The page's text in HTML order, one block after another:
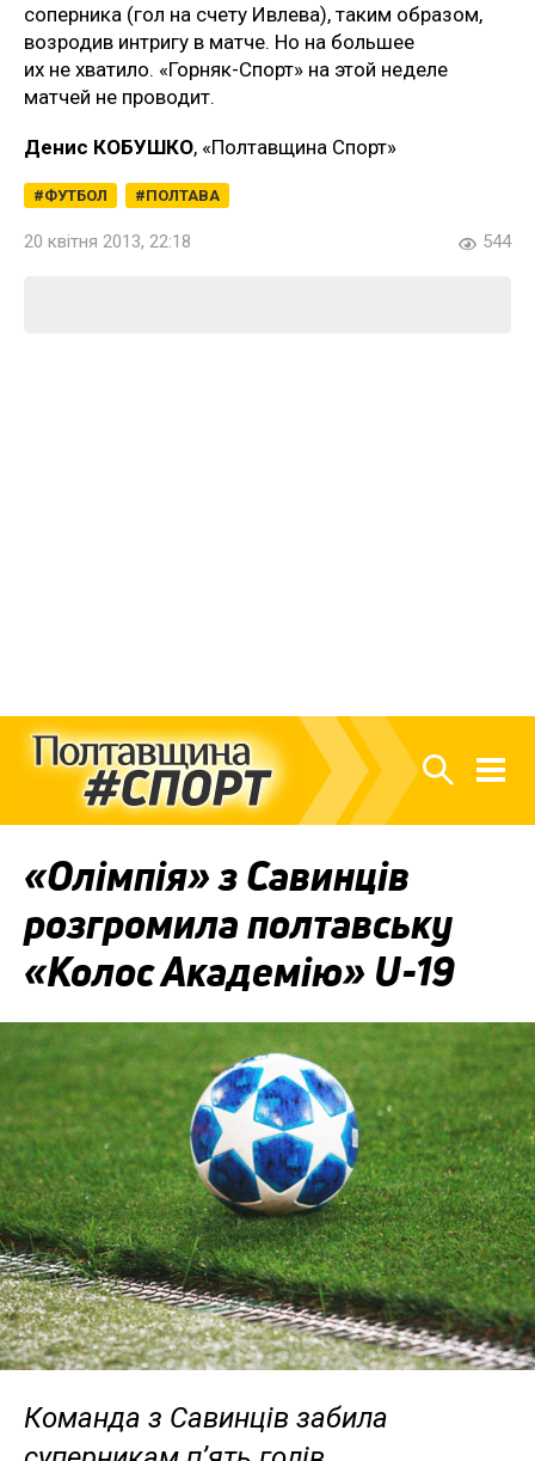
соперника (гол на счету Ивлева), таким образом,
возродив интригу в матче. Но на большее
их не хватило. «Горняк-Спорт» на этой неделе
матчей не проводит.
Денис КОБУШКО, «Полтавщина Спорт»
ФУТБОЛ ПОЛТАВА
20 квітня 2013, 22:18 544
«Олімпія» з Савинців
розгромила полтавську
«Колос Академію» U-19
Команда з Савинців забила